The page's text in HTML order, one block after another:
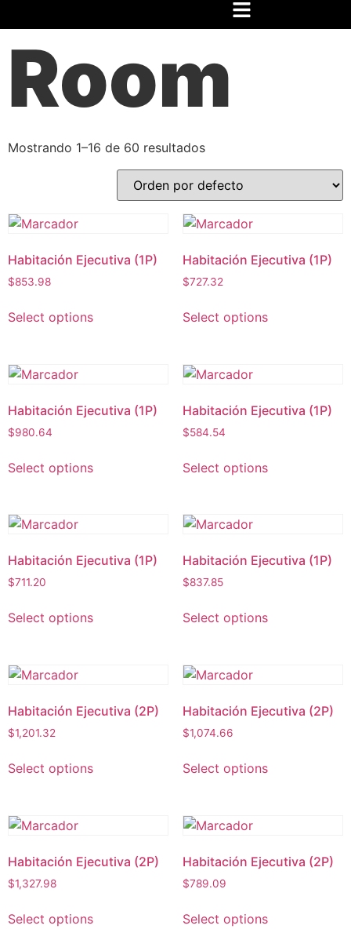
/ Productos etiquetados “Room”
Room
Mostrando 1–16 de 60 resultados
Habitación Ejecutiva (1P)
$853.98
Select options
Habitación Ejecutiva (1P)
$727.32
Select options
Habitación Ejecutiva (1P)
$980.64
Select options
Habitación Ejecutiva (1P)
$584.54
Select options
Habitación Ejecutiva (1P)
$711.20
Select options
Habitación Ejecutiva (1P)
$837.85
Select options
Habitación Ejecutiva (2P)
$1,201.32
Select options
Habitación Ejecutiva (2P)
$1,074.66
Select options
Habitación Ejecutiva (2P)
$1,327.98
Select options
Habitación Ejecutiva (2P)
$789.09
Select options